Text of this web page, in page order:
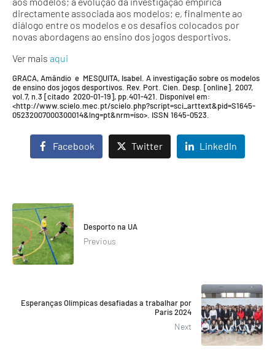
directamente associada aos modelos; e, finalmente ao
diálogo entre os modelos e os desafios colocados por
novas abordagens ao ensino dos jogos desportivos.
Ver mais aqui
GRACA, Amândio e MESQUITA, Isabel. A investigação sobre os modelos
de ensino dos jogos desportivos. Rev. Port. Cien. Desp. [online]. 2007,
vol.7, n.3 [citado 2020-01-19], pp.401-421. Disponível em:
<http://www.scielo.mec.pt/scielo.php?script=sci_arttext&pid=S1645-
05232007000300014&lng=pt&nrm=iso>. ISSN 1645-0523.
Facebook Twitter LinkedIn
Desporto na UA
Previous
Esperanças Olímpicas desafiadas a trabalhar por
Paris 2024
Next